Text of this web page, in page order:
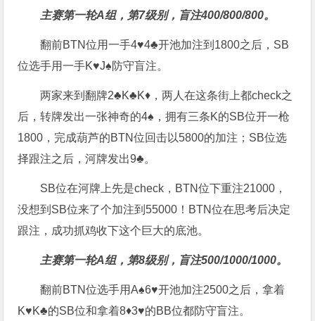
主赛第一轮A组，第7级别，盲注400/800/800。
翻前BTN位用一手4♥4♣开池加注到1800之后，SB
位选手用一手K♥J♠防守盲注。
两家来到翻牌2♣K♣K♦，两人在这条街上都check之
后，转牌发出一张神奇的4♠，拥有三条K的SB位开一枪
1800，完成葫芦的BTN位回击以5800的加注；SB位选
择跟注之后，河牌发出9♣。
SB位在河牌上先是check，BTN位下重注21000，
没想到SB位来了个加注到55000！BTN位在思考后决定
跟注，成功抓鸡收下这个巨大的底池。
主赛第一轮A组，第8级别，盲注500/1000/1000。
翻前BTN位选手用A♠6♥开池加注2500之后，拿着
K♥K♣的SB位和拿着8♦3♥的BB位都防守盲注。